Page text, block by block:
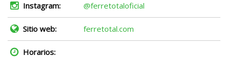
Instagram: @ferretotaloficial
Sitio web: ferretotal.com
Horarios: